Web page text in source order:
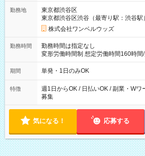
勤務地
東京都渋谷区
東京都渋谷区渋谷（最寄り駅：渋谷駅）
株式会社ワンベルウッズ
勤務時間
勤務時間は指定なし
変形労働時間制 想定労働時間160時間/月 【シフト例】 ・8
～21：00
期間 単発・1日のみOK
特徴
週1日からOK / 日払いOK / 副業・Wワ
募集
気になる！ 応募する